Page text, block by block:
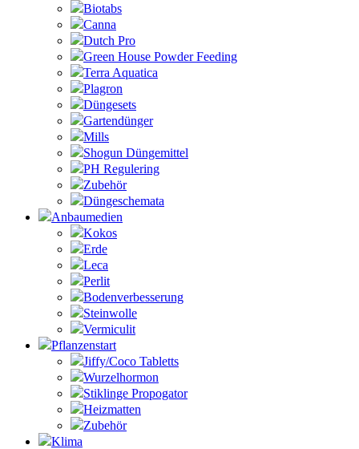
Biotabs
Canna
Dutch Pro
Green House Powder Feeding
Terra Aquatica
Plagron
Düngesets
Gartendünger
Mills
Shogun Düngemittel
PH Regulering
Zubehör
Düngeschemata
Anbaumedien
Kokos
Erde
Leca
Perlit
Bodenverbesserung
Steinwolle
Vermiculit
Pflanzenstart
Jiffy/Coco Tabletts
Wurzelhormon
Stiklinge Propogator
Heizmatten
Zubehör
Klima